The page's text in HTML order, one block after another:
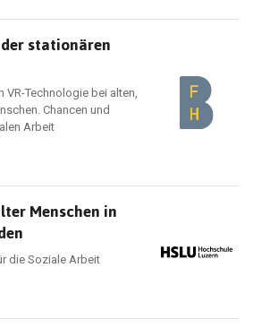
stationären
VR-Technologie bei alten,
Chancen und
Arbeit
Menschen in
die Soziale Arbeit